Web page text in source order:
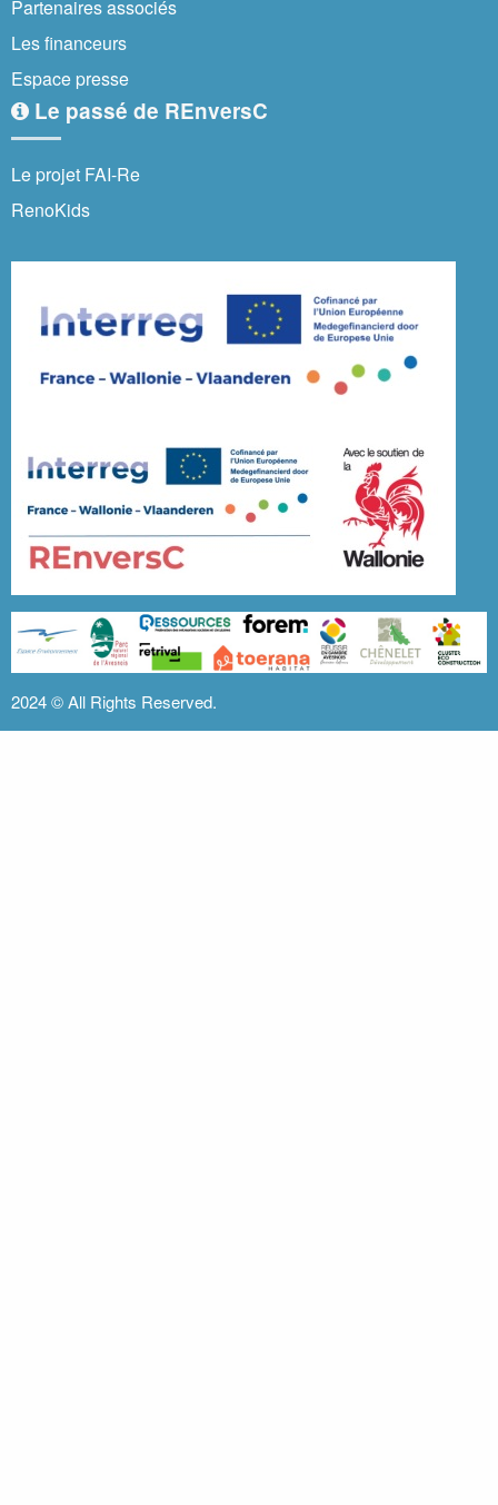
Partenaires associés
Les financeurs
Espace presse
Le passé de REnversC
Le projet FAI-Re
RenoKids
2024 ©All Rights Reserved.